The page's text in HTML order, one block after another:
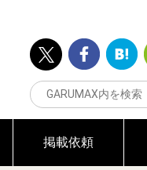
掲載依頼